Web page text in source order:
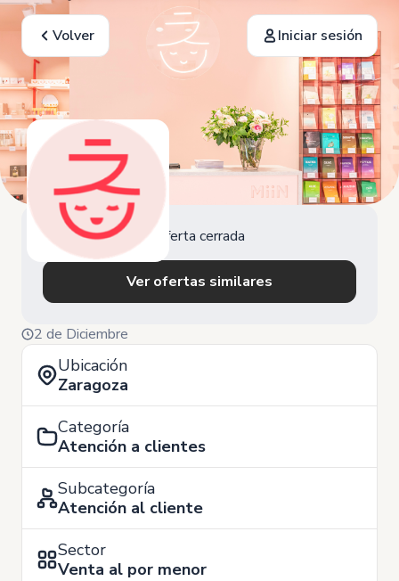
Volver Iniciar sesión
Oferta cerrada
Ver ofertas similares
2 de Diciembre
Ubicación
Zaragoza
Categoría
Atención a clientes
Subcategoría
Atención al cliente
Sector
Venta al por menor